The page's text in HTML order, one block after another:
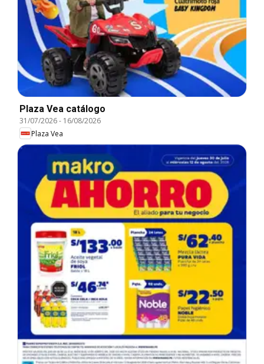
Plaza Vea catálogo
31/07/2026- 16/08/2026
Plaza Vea